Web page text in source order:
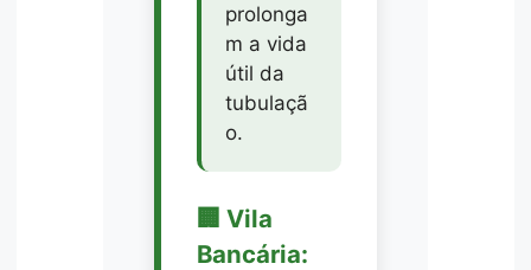
prolonga
m a vida
útil da
tubulaçã
o.
🏢 Vila
Bancária: